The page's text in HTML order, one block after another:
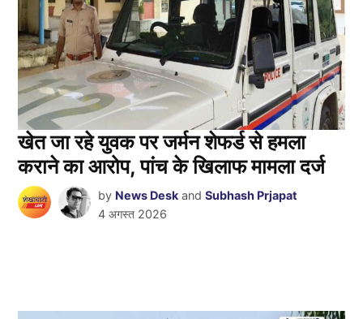
खेत जा रहे युवक पर जर्मन शेफर्ड से हमला
कराने का आरोप, पांच के खिलाफ मामला दर्ज
by News Desk andSubhash Prjapat
4 अगस्त 2026